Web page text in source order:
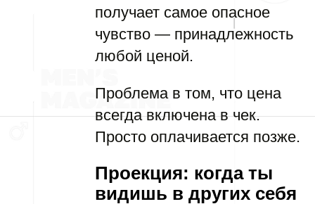
получает самое опасное
чувство — принадлежность
любой ценой.
Проблема в том, что цена
всегда включена в чек.
Просто оплачивается позже.
Проекция: когда ты
видишь в других себя